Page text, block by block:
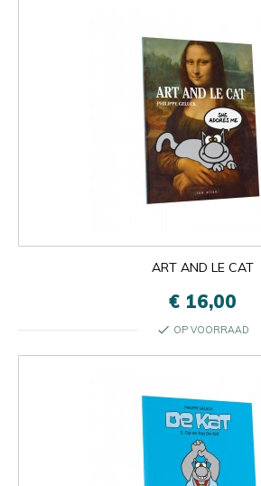
ART AND LE CAT
€ 16,00
check OP VOORRAAD